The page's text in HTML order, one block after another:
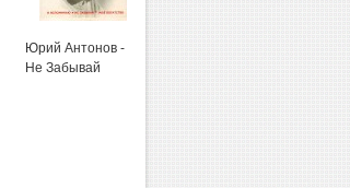
Юрий Антонов -
Не Забывай